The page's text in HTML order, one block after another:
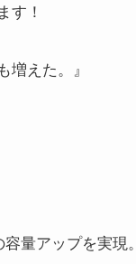
す！
増えた。』
量アップを実現。